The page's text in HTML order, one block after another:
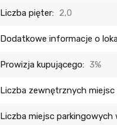
Liczba pięter: 2,0
Dodatkowe informacje o
Prowizja kupującego: 3%
Liczba zewnętrznych miejsc
Liczba miejsc parkingowych